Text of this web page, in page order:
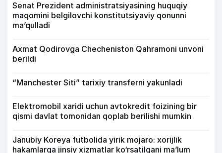
Senat Prezident administratsiyasining huquqiy
maqomini belgilovchi konstitutsiyaviy qonunni
ma’qulladi
Axmat Qodirovga Checheniston Qahramoni unvoni
berildi
“Manchester Siti” tarixiy transferni yakunladi
Elektromobil xaridi uchun avtokredit foizining bir
qismi davlat tomonidan qoplab berilishi mumkin
Janubiy Koreya futbolida yirik mojaro: xorijlik
hakamlarga jinsiy xizmatlar ko‘rsatilgani ma’lum